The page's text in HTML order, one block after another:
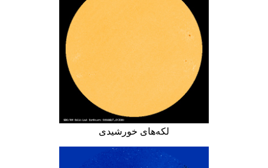
لکه‌های خورشیدی